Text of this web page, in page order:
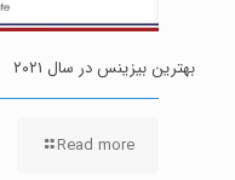
بهترین بیزینس در سال ۲۰۲۱
Read more